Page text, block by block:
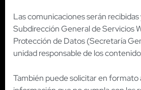
Las comunicaciones serán
Subdirección General de Servicios
Protección de Datos (Secretaría
unidad responsable de los
También puede solicitar en formato